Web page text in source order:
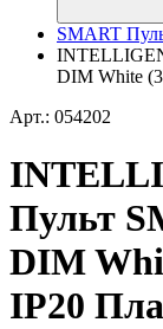
SMART
DIM White
Арт.: 054202
Пульт
DIM
IP20